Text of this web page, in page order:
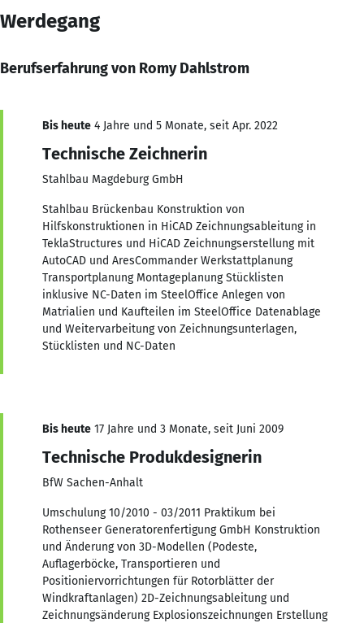
Werdegang
Berufserfahrung von Romy Dahlstrom
Bis heute 4 Jahre und 5 Monate, seit Apr. 2022
Technische Zeichnerin
Stahlbau Magdeburg GmbH
Stahlbau Brückenbau Konstruktion von
Hilfskonstruktionen in HiCAD Zeichnungsableitung in
TeklaStructures und HiCAD Zeichnungserstellung mit
AutoCAD und AresCommander Werkstattplanung
Transportplanung Montageplanung Stücklisten
inklusive NC-Daten im SteelOffice Anlegen von
Matrialien und Kaufteilen im SteelOffice Datenablage
und Weitervarbeitung von Zeichnungsunterlagen,
Stücklisten und NC-Daten
Bis heute 17 Jahre und 3 Monate, seit Juni 2009
Technische Produkdesignerin
BfW Sachen-Anhalt
Umschulung 10/2010 - 03/2011 Praktikum bei
Rothenseer Generatorenfertigung GmbH Konstruktion
und Änderung von 3D-Modellen (Podeste,
Auflagerböcke, Transportieren und
Positioniervorrichtungen für Rotorblätter der
Windkraftanlagen) 2D-Zeichnungsableitung und
Zeichnungsänderung Explosionszeichnungen Erstellung